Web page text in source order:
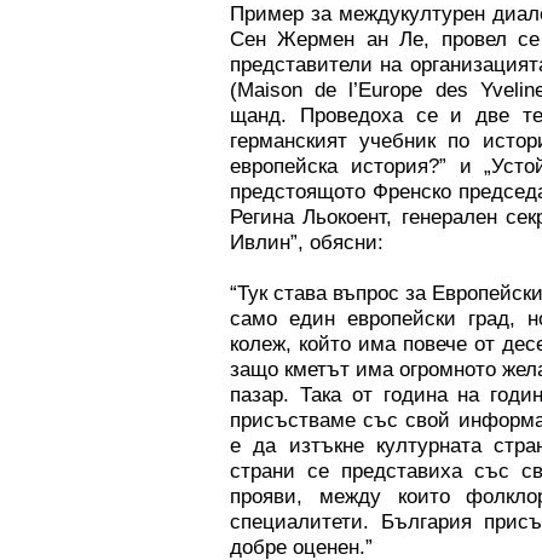
Пример за междукултурен
Сен Жермен ан Ле, провел
представители на
(Maison de l’Europe des
щанд. Проведоха се и две
германският учебник по
европейска история?” и
предстоящото Френско
Регина Льокоент, генерален
Ивлин”, обясни:
“Тук става въпрос за
само един европейски град,
колеж, който има повече от
защо кметът има огромното
пазар. Така от година на
присъстваме със свой
е да изтъкне културната
страни се представиха със
прояви, между които
специалитети. България
добре оценен.”